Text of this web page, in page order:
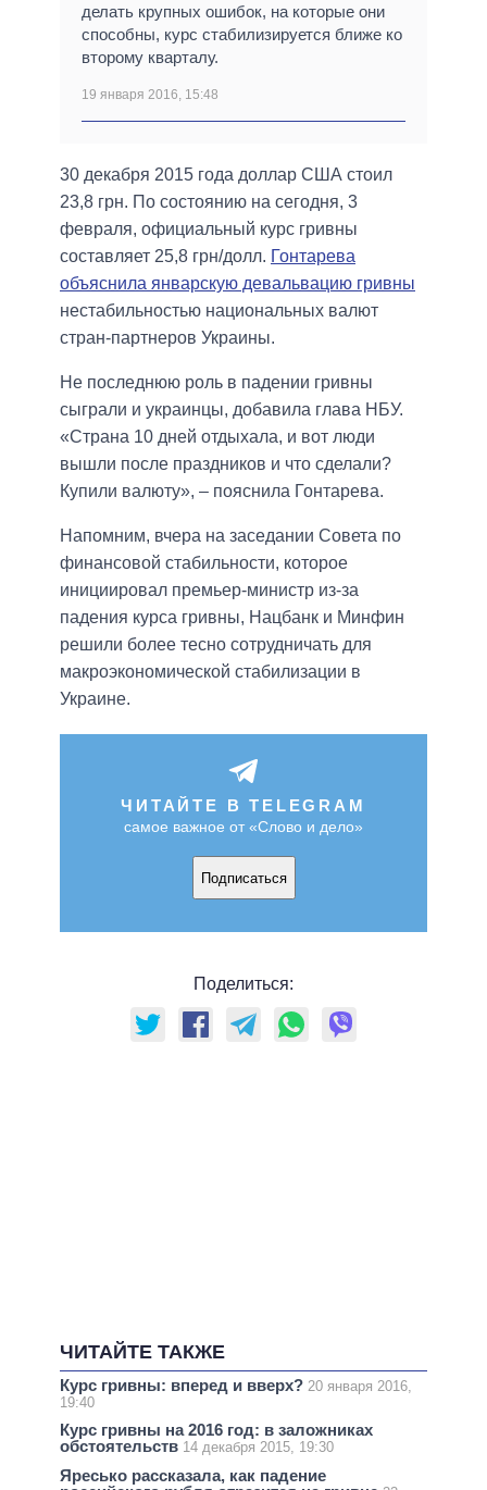
делать крупных ошибок, на которые они
способны, курс стабилизируется ближе ко
второму кварталу.
19 января 2016, 15:48
30 декабря 2015 года доллар США стоил
23,8 грн. По состоянию на сегодня, 3
февраля, официальный курс гривны
составляет 25,8 грн/долл. Гонтарева
объяснила январскую девальвацию гривны
нестабильностью национальных валют
стран-партнеров Украины.
Не последнюю роль в падении гривны
сыграли и украинцы, добавила глава НБУ.
«Страна 10 дней отдыхала, и вот люди
вышли после праздников и что сделали?
Купили валюту», – пояснила Гонтарева.
Напомним, вчера на заседании Совета по
финансовой стабильности, которое
инициировал премьер-министр из-за
падения курса гривны, Нацбанк и Минфин
решили более тесно сотрудничать для
макроэкономической стабилизации в
Украине.
ЧИТАЙТЕ В TELEGRAM
самое важное от «Слово и дело»
Подписаться
Поделиться:
ЧИТАЙТЕ ТАКЖЕ
Курс гривны: вперед и вверх? 20 января 2016,
19:40
Курс гривны на 2016 год: в заложниках
обстоятельств 14 декабря 2015, 19:30
Яресько рассказала, как падение